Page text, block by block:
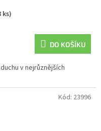
ks)
DO KOŠÍKU
v nejrůznějších
Kód: 23996